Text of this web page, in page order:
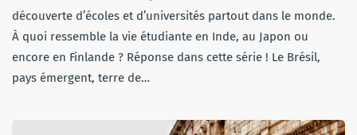
découverte d’écoles et d’universités partout dans le monde.
À quoi ressemble la vie étudiante en Inde, au Japon ou
encore en Finlande ? Réponse dans cette série ! Le Brésil,
pays émergent, terre de…